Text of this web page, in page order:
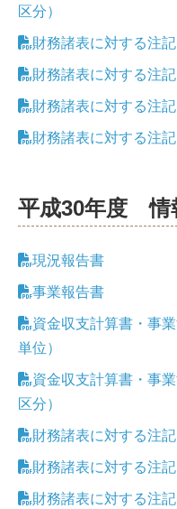
区分）
財務諸表に対する注記
財務諸表に対する注記
財務諸表に対する注記
財務諸表に対する注
平成30年度 情
現況報告書
事業報告書
資金収支計算書・事
単位）
資金収支計算書・事
区分）
財務諸表に対する注記
財務諸表に対する注記
財務諸表に対する注記